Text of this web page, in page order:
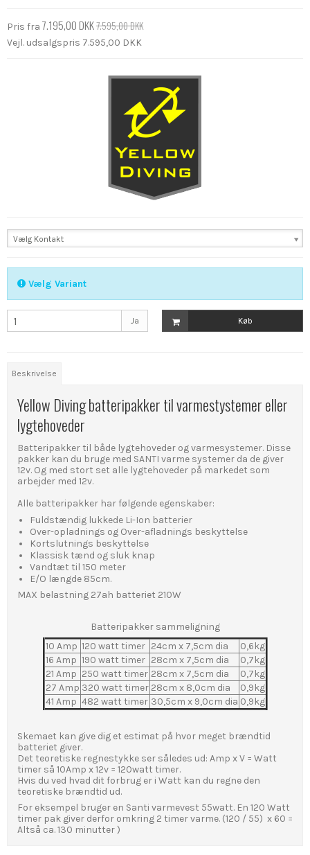
Pris fra 7.195,00 DKK7.595,00 DKK
Vejl. udsalgspris 7.595,00 DKK
Vælg Kontakt
Vælg Variant
Ja Køb
Beskrivelse
Yellow Diving batteripakker til varmestystemer eller
lygtehoveder
Batteripakker til både lygtehoveder og varmesystemer. Disse
pakker kan du bruge med SANTI varme systemer da de giver
12v. Og med stort set alle lygtehoveder på markedet som
arbejder med 12v.
Alle batteripakker har følgende egenskaber:
Fuldstændig lukkede Li-Ion batterier
Over-opladnings og Over-afladnings beskyttelse
Kortslutnings beskyttelse
Klassisk tænd og sluk knap
Vandtæt til 150 meter
E/O længde 85cm.
MAX belastning 27ah batteriet 210W
Batteripakker sammeligning
10 Amp 120 watt timer 24cm x 7,5cm dia
0,6kg
16 Amp 190 watt timer 28cm x 7,5cm dia
0,7kg
21 Amp 250 watt timer 28cm x 7,5cm dia
0,7kg
27 Amp 320 watt timer 28cm x 8,0cm dia
0,9kg
41 Amp 482 watt timer 30,5cm x 9,0cm dia 0,9kg
Skemaet kan give dig et estimat på hvor meget brændtid
batteriet giver.
Det teoretiske regnestykke ser således ud: Amp x V = Watt
timer så 10Amp x 12v = 120watt timer.
Hvis du ved hvad dit forbrug er i Watt kan du regne den
teoretiske brændtid ud.
For eksempel bruger en Santi varmevest 55watt. En 120 Watt
timer pak giver derfor omkring 2 timer varme. (120 / 55) x 60 =
Altså ca. 130 minutter )